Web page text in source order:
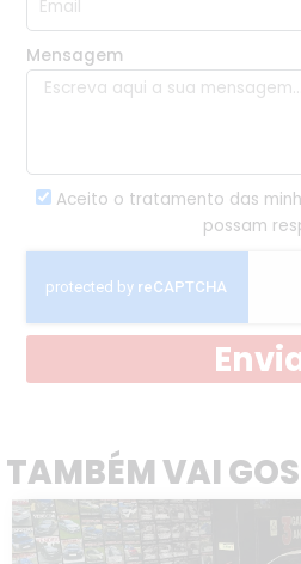
Mensagem
Aceito o tratamento das
possam
TAMBÉM VAI